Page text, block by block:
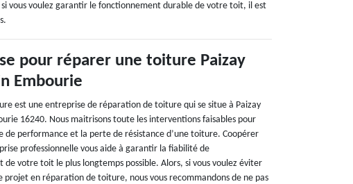
vous voulez garantir le fonctionnement durable de votre toit, il est
pour réparer une toiture Paizay
Embourie
est une entreprise de réparation de toiture qui se situe à Paizay
16240. Nous maitrisons toute les interventions faisables pour
de performance et la perte de résistance d’une toiture. Coopérer
professionnelle vous aide à garantir la fiabilité de
de votre toit le plus longtemps possible. Alors, si vous voulez éviter
projet en réparation de toiture, nous vous recommandons de ne pas